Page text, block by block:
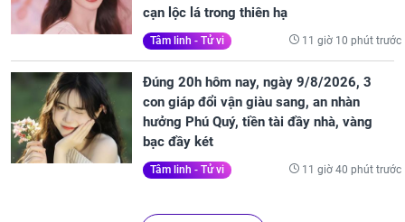
cạn lộc lá trong thiên hạ
Tâm linh - Tử vi 11 giờ 10 phút trước
Đúng 20h hôm nay, ngày 9/8/2026, 3
con giáp đổi vận giàu sang, an nhàn
hưởng Phú Quý, tiền tài đầy nhà, vàng
bạc đầy két
Tâm linh - Tử vi 11 giờ 40 phút trước